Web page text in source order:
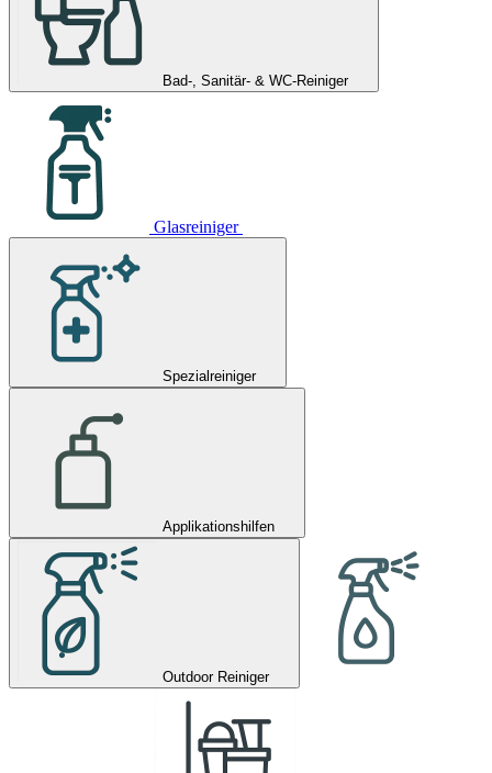
Bad-, Sanitär- & WC-Reiniger
Glasreiniger
Spezialreiniger
Applikationshilfen
Outdoor Reiniger